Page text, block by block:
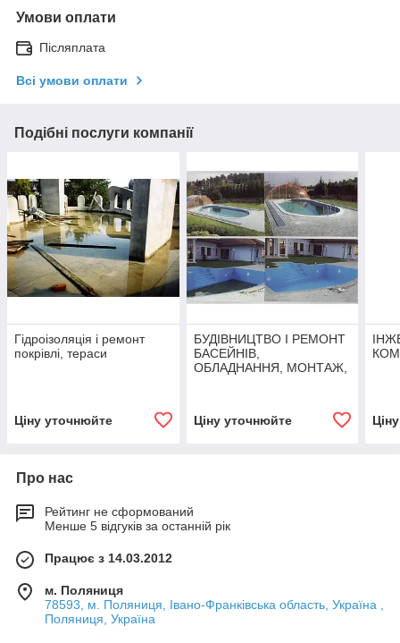
Умови оплати
Післяплата
Всі умови оплати
Подібні послуги компанії
Гідроізоляція і ремонт
покрівлі, тераси
Ціну уточнюйте
БУДІВНИЦТВО І РЕМОНТ
БАСЕЙНІВ,
ОБЛАДНАННЯ, МОНТАЖ,
Ціну уточнюйте
Про нас
Рейтинг не сформований
Менше 5 відгуків за останній рік
Працює з 14.03.2012
м. Поляниця
78593, м. Поляниця, Івано-Франківська область, Україна ,
Поляниця, Україна